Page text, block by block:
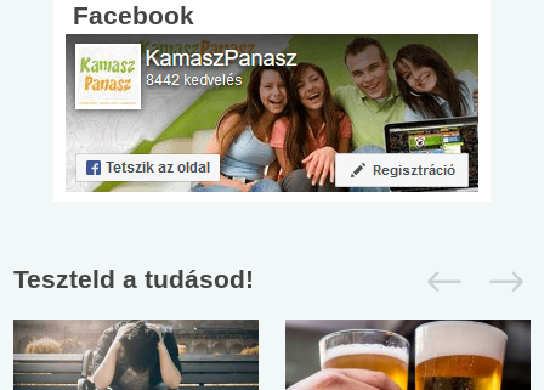
Facebook
Teszteld a tudásod!